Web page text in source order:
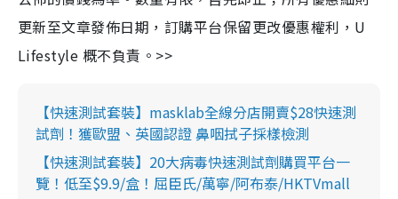
更新至文章發佈日期，訂購平台保留更改優惠權利，U
Lifestyle 概不負責。>>
【快速測試套裝】masklab全線分店開賣$28快速測
試劑！獲歐盟、英國認證 鼻咽拭子採樣檢測
【快速測試套裝】20大病毒快速測試劑購買平台一
覽！低至$9.9/盒！屈臣氏/萬寧/阿布泰/HKTVmall